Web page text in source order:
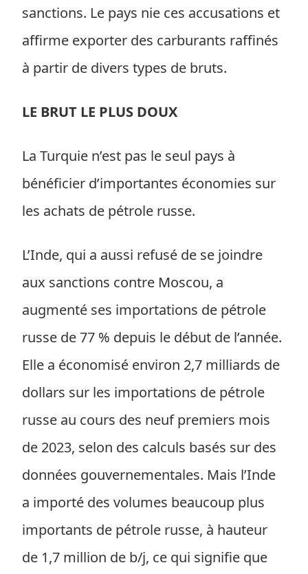
sanctions. Le pays nie ces accusations et
affirme exporter des carburants raffinés
à partir de divers types de bruts.
LE BRUT LE PLUS DOUX
La Turquie n’est pas le seul pays à
bénéficier d’importantes économies sur
les achats de pétrole russe.
L’Inde, qui a aussi refusé de se joindre
aux sanctions contre Moscou, a
augmenté ses importations de pétrole
russe de 77 % depuis le début de l’année.
Elle a économisé environ 2,7 milliards de
dollars sur les importations de pétrole
russe au cours des neuf premiers mois
de 2023, selon des calculs basés sur des
données gouvernementales. Mais l’Inde
a importé des volumes beaucoup plus
importants de pétrole russe, à hauteur
de 1,7 million de b/j, ce qui signifie que